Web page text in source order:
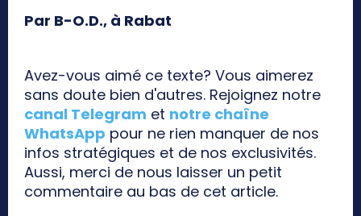
Par B-O.D., à Rabat
Avez-vous aimé ce texte? Vous aimerez
sans doute bien d'autres. Rejoignez notre
canal Telegram et notre chaîne
WhatsApp pour ne rien manquer de nos
infos stratégiques et de nos exclusivités.
Aussi, merci de nous laisser un petit
commentaire au bas de cet article.